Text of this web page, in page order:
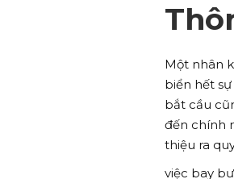
Một nhân
biển hết
bắt cầu
đến chính
thiệu ra
việc bay